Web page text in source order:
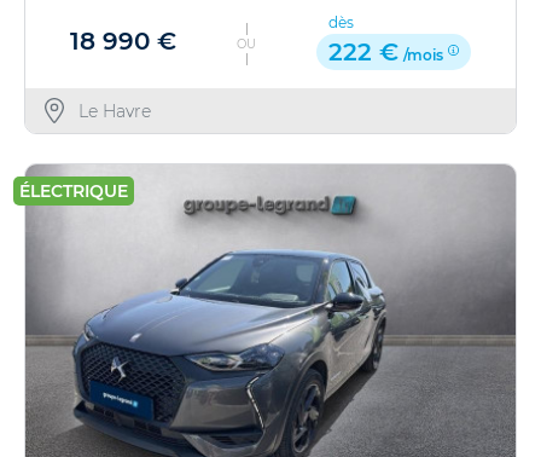
18 990 € OU
dès
222 € /mois
Le Havre
ÉLECTRIQUE